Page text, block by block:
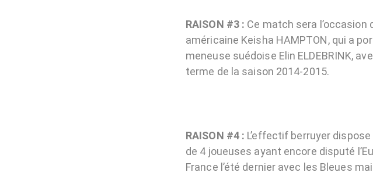
RAISON #3 : Ce match sera l’occasion
américaine Keisha HAMPTON, qui a
meneuse suédoise Elin ELDEBRINK,
terme de la saison 2014-2015.
RAISON #4 : L’effectif berruyer
de 4 joueuses ayant encore disputé
France l’été dernier avec les Bleues